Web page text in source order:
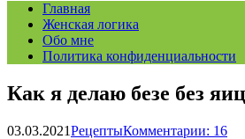
Главная
Женская логика
Обо мне
Политика конфиденциальности
Как я делаю безе без яиц
03.03.2021РецептыКомментарии: 16